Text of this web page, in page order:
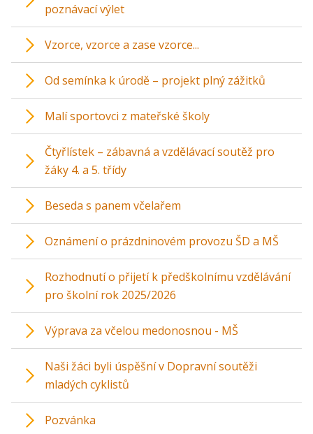
poznávací výlet
Vzorce, vzorce a zase vzorce...
Od semínka k úrodě – projekt plný zážitků
Malí sportovci z mateřské školy
Čtyřlístek – zábavná a vzdělávací soutěž pro
žáky 4. a 5. třídy
Beseda s panem včelařem
Oznámení o prázdninovém provozu ŠD a MŠ
Rozhodnutí o přijetí k předškolnímu vzdělávání
pro školní rok 2025/2026
Výprava za včelou medonosnou - MŠ
Naši žáci byli úspěšní v Dopravní soutěži
mladých cyklistů
Pozvánka